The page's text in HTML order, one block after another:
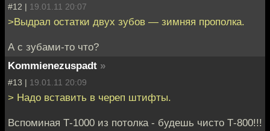
#12 | 19.01.11 20:07
>Выдрал остатки двух зубов — зимняя прополка.
А с зубами-то что?
Kommienezuspadt »
#13 | 19.01.11 20:09
> Надо вставить в череп штифты.
Вспоминая Т-1000 из потолка - будешь чисто Т-800!!!